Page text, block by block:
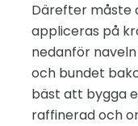
Därefter måste
appliceras på
nedanför
och bundet
bäst att bygga
raffinerad och